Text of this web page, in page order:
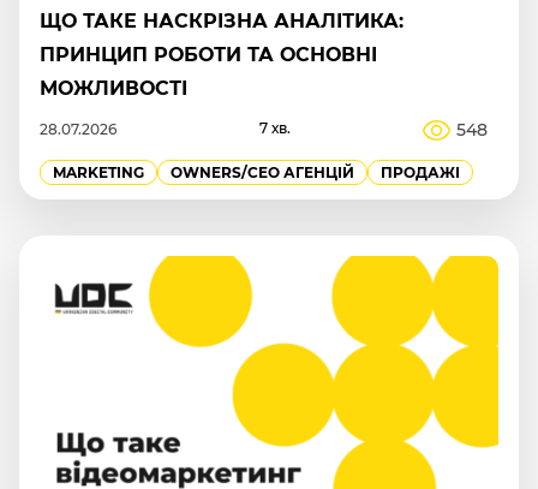
ЩО ТАКЕ НАСКРІЗНА АНАЛІТИКА:
ПРИНЦИП РОБОТИ ТА ОСНОВНІ
МОЖЛИВОСТІ
28.07.2026 7 хв. 548
MARKETING OWNERS/СEO АГЕНЦІЙ ПРОДАЖІ